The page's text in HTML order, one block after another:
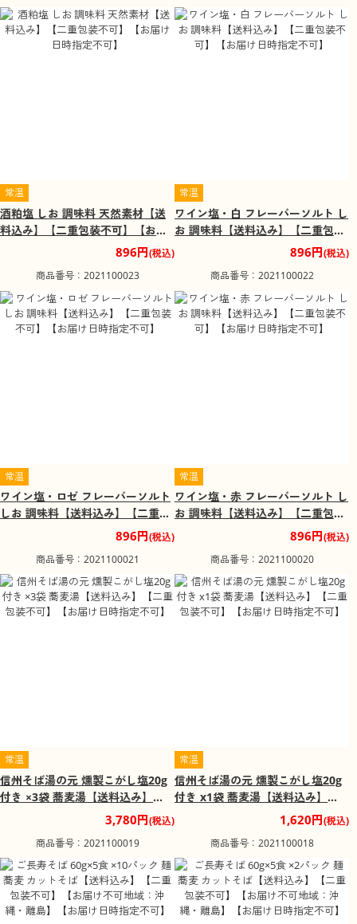
常温
酒粕塩 しお 調味料 天然素材【送
料込み】【二重包装不可】【お届
896円(税込)
商品番号：2021100023
常温
ワイン塩・白 フレーバーソルト し
お 調味料【送料込み】【二重包装
不可】【お届け日時指定不可】
896円(税込)
商品番号：2021100022
常温
ワイン塩・ロゼ フレーバーソルト
しお 調味料【送料込み】【二重包
装不可】【お届け日時指定不可】
896円(税込)
商品番号：2021100021
常温
ワイン塩・赤 フレーバーソルト し
お 調味料【送料込み】【二重包装
不可】【お届け日時指定不可】
896円(税込)
商品番号：2021100020
常温
信州そば湯の元 燻製こがし塩20g
付き ×3袋 蕎麦湯【送料込み】
【二重包装不可】【お届け日時指
3,780円(税込)
商品番号：2021100019
常温
信州そば湯の元 燻製こがし塩20g
付き x1袋 蕎麦湯【送料込み】
【二重包装不可】【お届け日時指
1,620円(税込)
商品番号：2021100018